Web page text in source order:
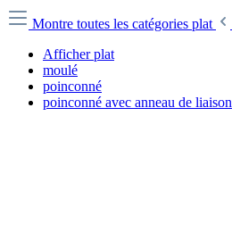
Montre toutes les catégories plat
Afficher plat
moulé
poinconné
poinconné avec anneau de liaison